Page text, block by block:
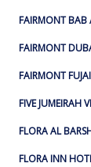
FAIRMONT
FAIRMONT
FAIRMONT
FIVE JUMEIRAH
FLORA AL
FLORA INN